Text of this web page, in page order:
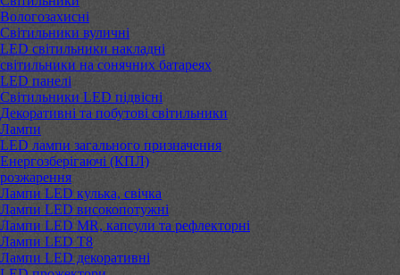
Вологозахисні
Світильники вуличні
LED світильники накладні
світильники на сонячних батареях
LED панелі
Світильники LED підвісні
Декоративні та побутові світильники
Лампи
LED лампи загального призначення
Енергозберігаючі (КПЛ)
розжарення
Лампи LED кулька, свічка
Лампи LED високопотужні
Лампи LED MR, капсули та рефлекторні
Лампи LED Т8
Лампи LED декоративні